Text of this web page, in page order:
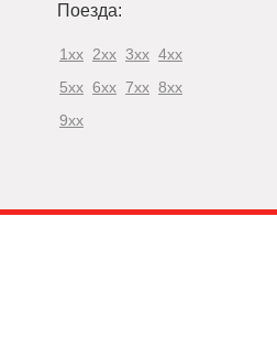
Поезда:
1xx 2xx 3xx 4xx
5xx 6xx 7xx 8xx
9xx